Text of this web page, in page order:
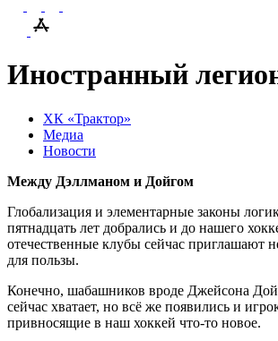
Иностранный
ХК «Трактор»
Медиа
Новости
Между Дэллманом и Дойгом
Глобализация и элементарные законы
пятнадцать лет добрались и до нашего
отечественные клубы сейчас приглашают
для пользы.
Конечно, шабашников вроде Джейсона
сейчас хватает, но всё же появились и
привносящие в наш хоккей что-то новое.